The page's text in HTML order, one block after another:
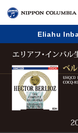
リリース
アーティスト
Eliahu